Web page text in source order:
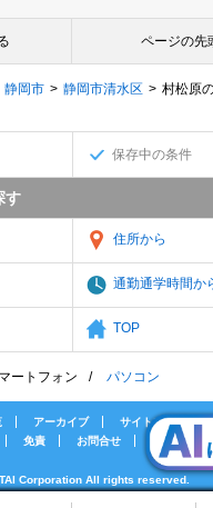
ページの先
静岡市 静岡市清水区
村松原
保存中の条件
す
住所から
通勤通学時間か
TOP
ートフォン パソコン
アーカイブ
サイトマップ
免責 お問合せ 会社案内
Corporation All rights reserved.